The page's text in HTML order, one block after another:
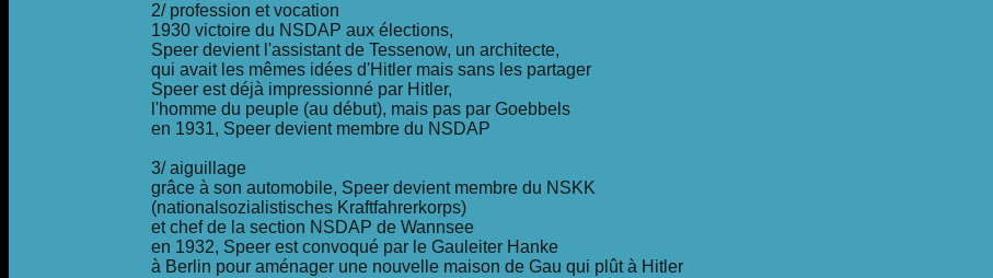
2/ profession et vocation
1930 victoire du NSDAP aux élections,
Speer devient l'assistant de Tessenow, un architecte,
qui avait les mêmes idées d'Hitler mais sans les partager
Speer est déjà impressionné par Hitler,
l'homme du peuple (au début), mais pas par Goebbels
en 1931, Speer devient membre du NSDAP
3/ aiguillage
grâce à son automobile, Speer devient membre du NSKK
(nationalsozialistisches Kraftfahrerkorps)
et chef de la section NSDAP de Wannsee
en 1932, Speer est convoqué par le Gauleiter Hanke
à Berlin pour aménager une nouvelle maison de Gau qui plût à Hitler